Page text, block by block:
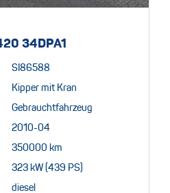
34DPA1
SI86588
Kipper mit Kran
Gebrauchtfahrzeug
2010-04
350000 km
323 kW (439 PS)
diesel